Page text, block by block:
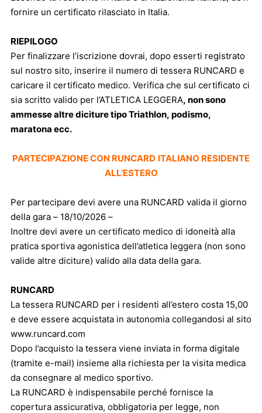
fornire un certificato rilasciato in Italia.
RIEPILOGO
Per finalizzare l’iscrizione dovrai, dopo esserti registrato
sul nostro sito, inserire il numero di tessera RUNCARD e
caricare il certificato medico. Verifica che sul certificato ci
sia scritto valido per l’ATLETICA LEGGERA, non sono
ammesse altre diciture tipo Triathlon, podismo,
maratona ecc.
PARTECIPAZIONE CON RUNCARD ITALIANO RESIDENTE
ALL’ESTERO
Per partecipare devi avere una RUNCARD valida il giorno
della gara – 18/10/2026 –
Inoltre devi avere un certificato medico di idoneità alla
pratica sportiva agonistica dell’atletica leggera (non sono
valide altre diciture) valido alla data della gara.
RUNCARD
La tessera RUNCARD per i residenti all’estero costa 15,00
e deve essere acquistata in autonomia collegandosi al sito
www.runcard.com
Dopo l’acquisto la tessera viene inviata in forma digitale
(tramite e-mail) insieme alla richiesta per la visita medica
da consegnare al medico sportivo.
La RUNCARD è indispensabile perché fornisce la
copertura assicurativa, obbligatoria per legge, non